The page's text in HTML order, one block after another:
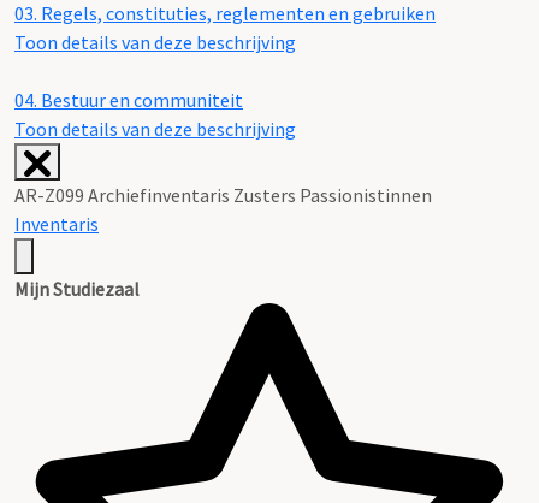
03. Regels, constituties, reglementen en gebruiken
Toon details van deze beschrijving
04. Bestuur en communiteit
Toon details van deze beschrijving
AR-Z099 Archiefinventaris Zusters Passionistinnen
Inventaris
Mijn Studiezaal